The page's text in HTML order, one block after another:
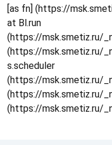
[as fn] (https://
at Bl.run
(https://msk.smetiz.ru/
(https://msk.smetiz.ru/
s.scheduler
(https://msk.smetiz.ru/
(https://msk.smetiz.ru/
(https://msk.smetiz.ru/